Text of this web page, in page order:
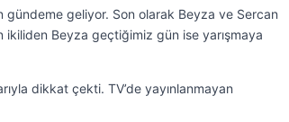
gündeme geliyor. Son olarak Beyza ve Sercan
ikiliden Beyza geçtiğimiz gün ise yarışmaya
dikkat çekti. TV’de yayınlanmayan